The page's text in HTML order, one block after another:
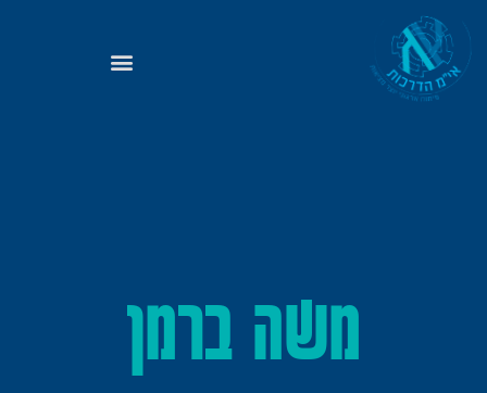
משה ברמן